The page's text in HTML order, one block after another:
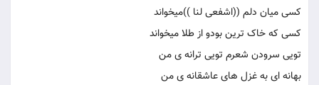
کسی میان دلم ((اشفعی لنا ))میخواند
کسی که خاک ترین بودو از طلا میخواند
تویی سرودن شعرم تویی ترانه ی من
بهانه ای به غزل های عاشقانه ی من